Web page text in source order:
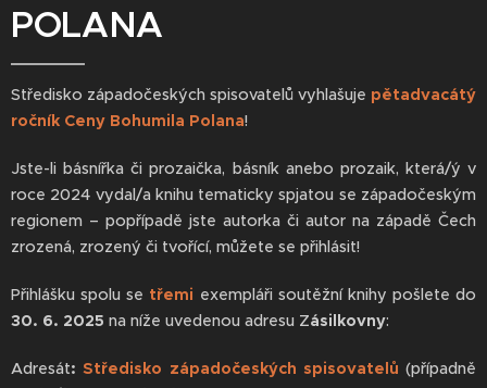
POLANA
Středisko západočeských spisovatelů vyhlašuje pětadvacátý
ročník Ceny Bohumila Polana!
Jste-li básnířka či prozaička, básník anebo prozaik, která/ý v
roce 2024 vydal/a knihu tematicky spjatou se západočeským
regionem – popřípadě jste autorka či autor na západě Čech
zrozená, zrozený či tvořící, můžete se přihlásit!
Přihlášku spolu se třemi exempláři soutěžní knihy pošlete do
30. 6. 2025 na níže uvedenou adresu Zásilkovny:
Adresát:Středisko západočeských spisovatelů (případně